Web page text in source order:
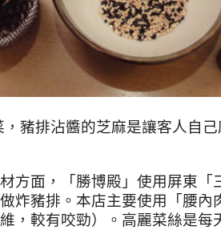
豬排沾醬的芝麻是讓客人自
方面，「勝博殿」使用屏東「
炸豬排。本店主要使用「腰內
，較有咬勁）。高麗菜絲是每